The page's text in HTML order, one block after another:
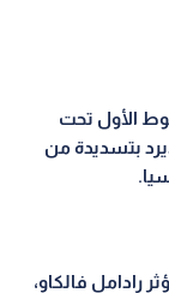
الأول تحت
بتسديدة من
.
رادامل فالكاو،